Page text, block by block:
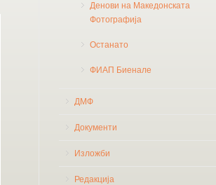
Денови на Македонската
Фотографија
Останато
ФИАП Биенале
ДМФ
Документи
Изложби
Редакција